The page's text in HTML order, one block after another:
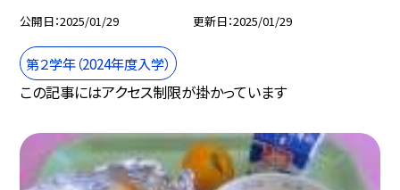
公開日 2025/01/29 更新日 2025/01/29
第２学年（2024年度入学）
この記事にはアクセス制限が掛かっています